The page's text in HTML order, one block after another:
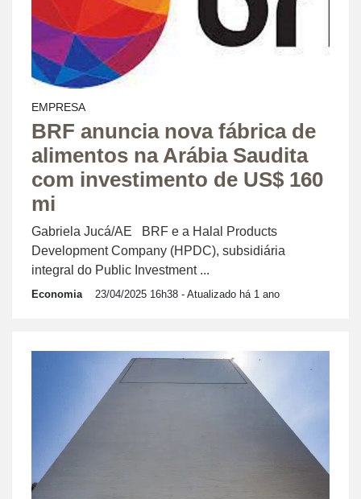
EMPRESA
BRF anuncia nova fábrica de
alimentos na Arábia Saudita
com investimento de US$ 160
mi
Gabriela Jucá/AE BRF e a Halal Products
Development Company (HPDC), subsidiária
integral do Public Investment ...
Economia 23/04/2025 16h38 - Atualizado há 1 ano